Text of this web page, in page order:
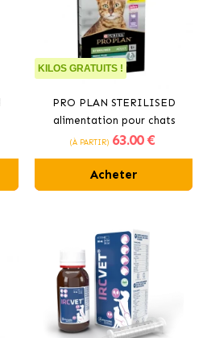
KILOS GRATUITS !
PRO PLAN STERILISED
alimentation pour chats
stérilisés à la dinde
(À PARTIR) 63.00 €
Acheter